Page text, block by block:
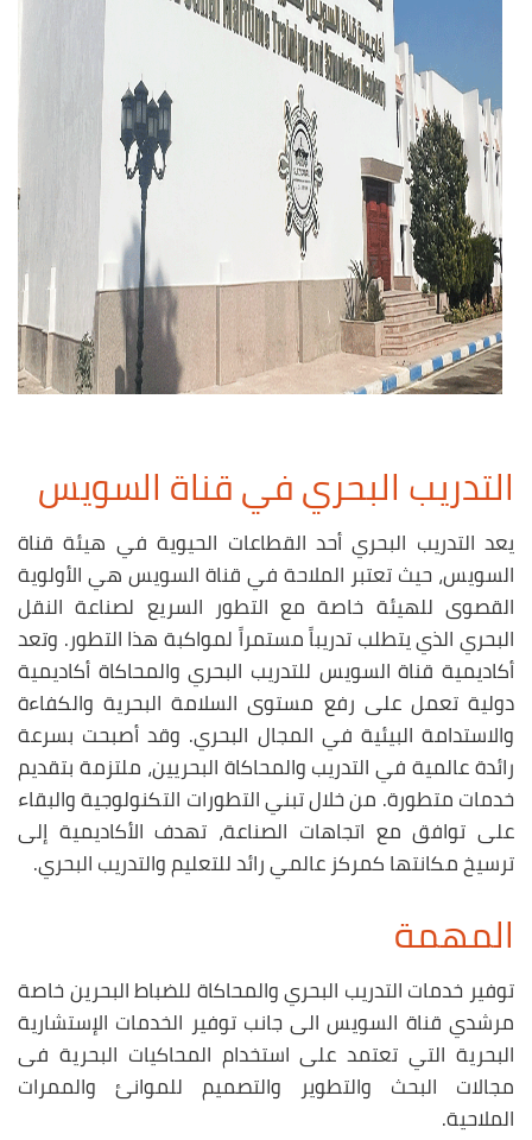
التدريب البحري في قناة السويس
يعد التدريب البحري أحد القطاعات الحيوية في هيئة قناة
السويس، حيث تعتبر الملاحة في قناة السويس هي الأولوية
القصوى للهيئة خاصة مع التطور السريع لصناعة النقل
البحري الذي يتطلب تدريباً مستمراً لمواكبة هذا التطور. وتعد
أكاديمية قناة السويس للتدريب البحري والمحاكاة أكاديمية
دولية تعمل على رفع مستوى السلامة البحرية والكفاءة
والاستدامة البيئية في المجال البحري. وقد أصبحت بسرعة
رائدة عالمية في التدريب والمحاكاة البحريين، ملتزمة بتقديم
خدمات متطورة. من خلال تبني التطورات التكنولوجية والبقاء
على توافق مع اتجاهات الصناعة، تهدف الأكاديمية إلى
ترسيخ مكانتها كمركز عالمي رائد للتعليم والتدريب البحري.
المهمة
توفير خدمات التدريب البحري والمحاكاة للضباط البحرين خاصة
مرشدي قناة السويس الى جانب توفير الخدمات الإستشارية
البحرية التي تعتمد على استخدام المحاكيات البحرية فى
مجالات البحث والتطوير والتصميم للموانئ والممرات
الملاحية.